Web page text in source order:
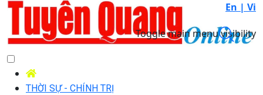
En | Vi
Toggle main menu visibility
THỜI SỰ - CHÍNH TRỊ